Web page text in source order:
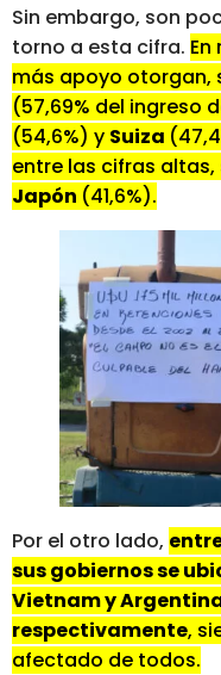
Sin embargo, son
torno a esta cifra.
más apoyo otorgan,
(57,69% del ingreso
(54,6%) y Suiza
entre las cifras altas,
Japón (41,6%).
Por el otro lado,
sus gobiernos se
Vietnam y
respectivamente,
afectado de todos.